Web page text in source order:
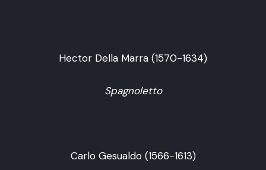
Hector Della Marra (1570-1634)
Spagnoletto
Carlo Gesualdo (1566-1613)